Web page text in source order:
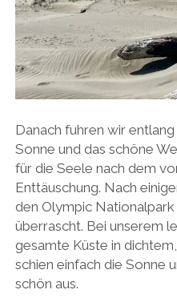
Danach fuhren wir
Sonne und das schöne
für die Seele nach dem
Enttäuschung. Nach
den Olympic
überrascht. Bei unserem
gesamte Küste in
schien einfach die Sonne
schön aus.